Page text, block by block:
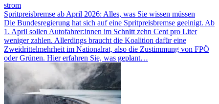
strom
Spritpreisbremse ab April 2026: Alles, was Sie wissen müssen
Die Bundesregierung hat sich auf eine Spritpreisbremse geeinigt. Ab
1. April sollen Autofahrer:innen im Schnitt zehn Cent pro Liter
weniger zahlen. Allerdings braucht die Koalition dafür eine
Zweidrittelmehrheit im Nationalrat, also die Zustimmung von FPÖ
oder Grünen. Hier erfahren Sie, was geplant…